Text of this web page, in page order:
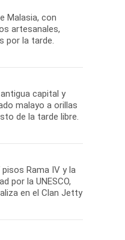
Malasia, con
artesanales,
por la tarde.
capital y
malayo a orillas
de la tarde libre.
Rama IV y la
por la UNESCO,
en el Clan Jetty